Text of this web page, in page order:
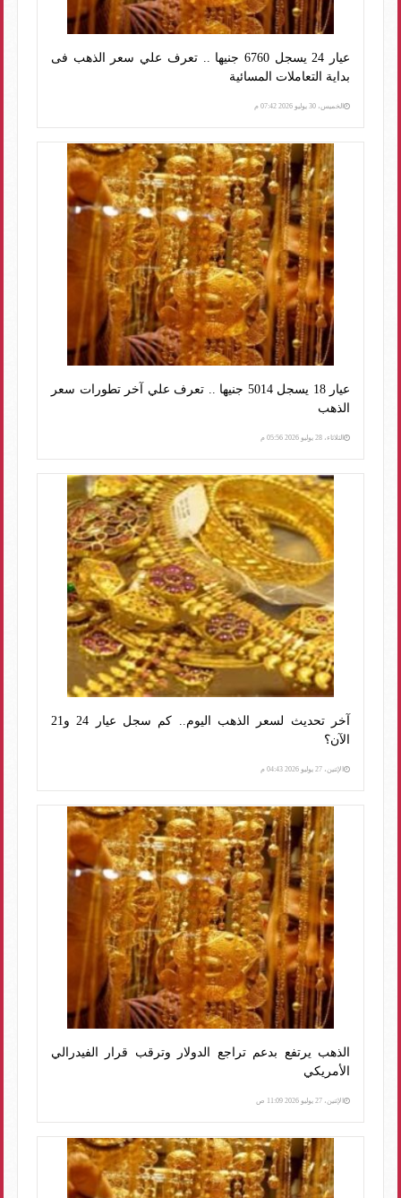
عيار 24 يسجل 6760 جنيها .. تعرف علي سعر الذهب فى
بداية التعاملات المسائية
الخميس، 30 يوليو 2026 07:42 م
عيار 18 يسجل 5014 جنيها .. تعرف علي آخر تطورات سعر
الذهب
الثلاثاء، 28 يوليو 2026 05:56 م
آخر تحديث لسعر الذهب اليوم.. كم سجل عيار 24 و21
الآن؟
الإثنين، 27 يوليو 2026 04:43 م
الذهب يرتفع بدعم تراجع الدولار وترقب قرار الفيدرالي
الأمريكي
الإثنين، 27 يوليو 2026 11:09 ص